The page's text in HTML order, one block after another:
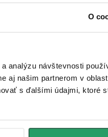
O
analýzu návštevnosti
aj našim partnerom v
s ďalšími údajmi, ktoré